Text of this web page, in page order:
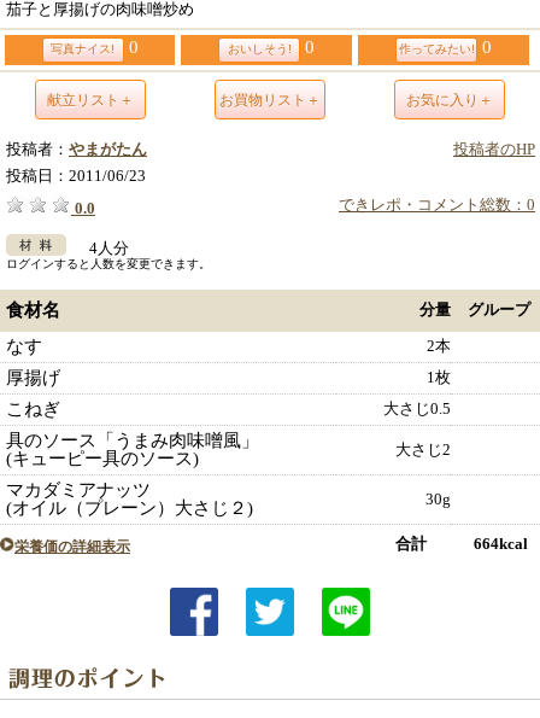
茄子と厚揚げの肉味噌炒め
写真ナイス! 0 おいしそう! 0 作ってみたい! 0
献立リスト＋ お買物リスト＋ お気に入り＋
投稿者のHP
投稿者： やまがたん
投稿日： 2011/06/23
できレポ・コメント総数：0
0.0
4人分
ログインすると人数を変更できます。
食材名 分量 グループ
なす 2本
厚揚げ 1枚
こねぎ 大さじ0.5
具のソース「うまみ肉味噌風」
(キューピー具のソース)
大さじ2
マカダミアナッツ
(オイル（プレーン）大さじ２)
30g
栄養価の詳細表示 合計 664kcal